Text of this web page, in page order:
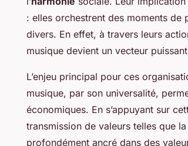
: elles orchestrent des moments
divers. En effet, à travers leurs
musique devient un vecteur
L’enjeu principal pour ces
musique, par son universalité,
économiques. En s’appuyant sur
transmission de valeurs telles que
profondément ancré dans des